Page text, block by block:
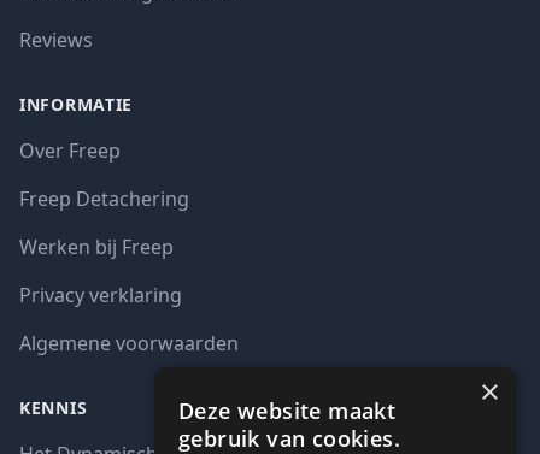
Reviews
INFORMATIE
Over Freep
Freep Detachering
Werken bij Freep
Privacy verklaring
Algemene voorwaarden
KENNIS ×
Deze website maakt
gebruik van cookies.